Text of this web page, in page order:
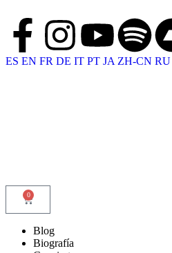
ES EN FR DE IT PT JA ZH-CN RU
0
Blog
Biografía